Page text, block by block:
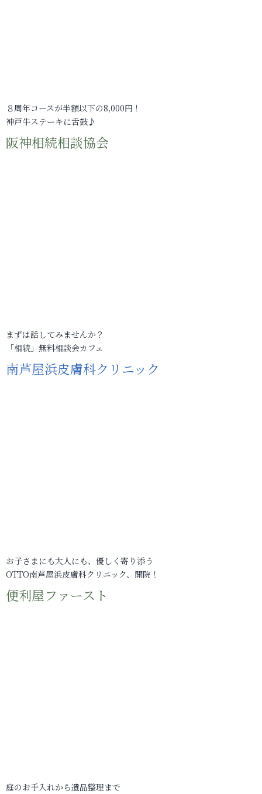
８周年コースが半額以下の8,000円！
神戸牛ステーキに舌鼓♪
阪神相続相談協会
まずは話してみませんか？
「相続」無料相談会カフェ
南芦屋浜皮膚科クリニック
お子さまにも大人にも、優しく寄り添う
OTTO南芦屋浜皮膚科クリニック、開院！
便利屋ファースト
庭のお手入れから遺品整理まで